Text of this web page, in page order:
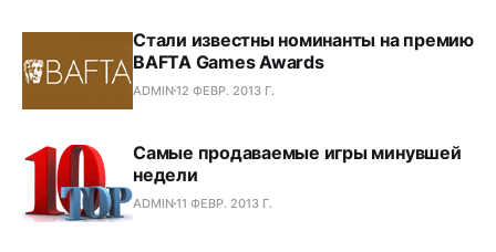
Стали известны номинанты на премию
BAFTA Games Awards
ADMIN12 ФЕВР. 2013 Г.
Самые продаваемые игры минувшей
недели
ADMIN11 ФЕВР. 2013 Г.